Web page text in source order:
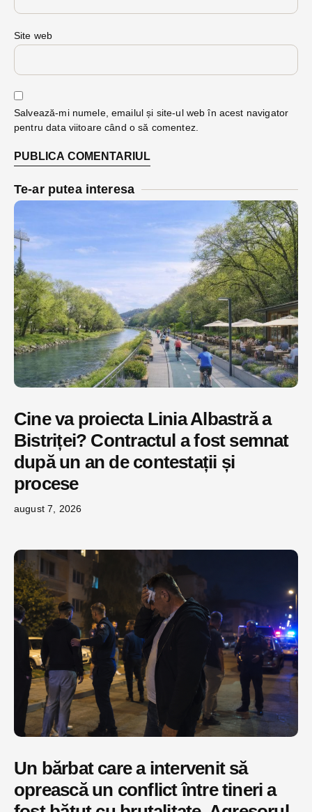
Site web
Salvează-mi numele, emailul și site-ul web în acest navigator
pentru data viitoare când o să comentez.
Te-ar putea interesa
Cine va proiecta Linia Albastră a
Bistriței? Contractul a fost semnat
după un an de contestații și
procese
august 7, 2026
Un bărbat care a intervenit să
oprească un conflict între tineri a